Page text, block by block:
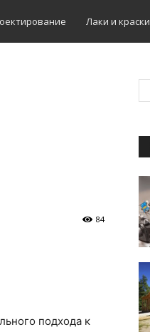
Лаки и краски
84
подхода к